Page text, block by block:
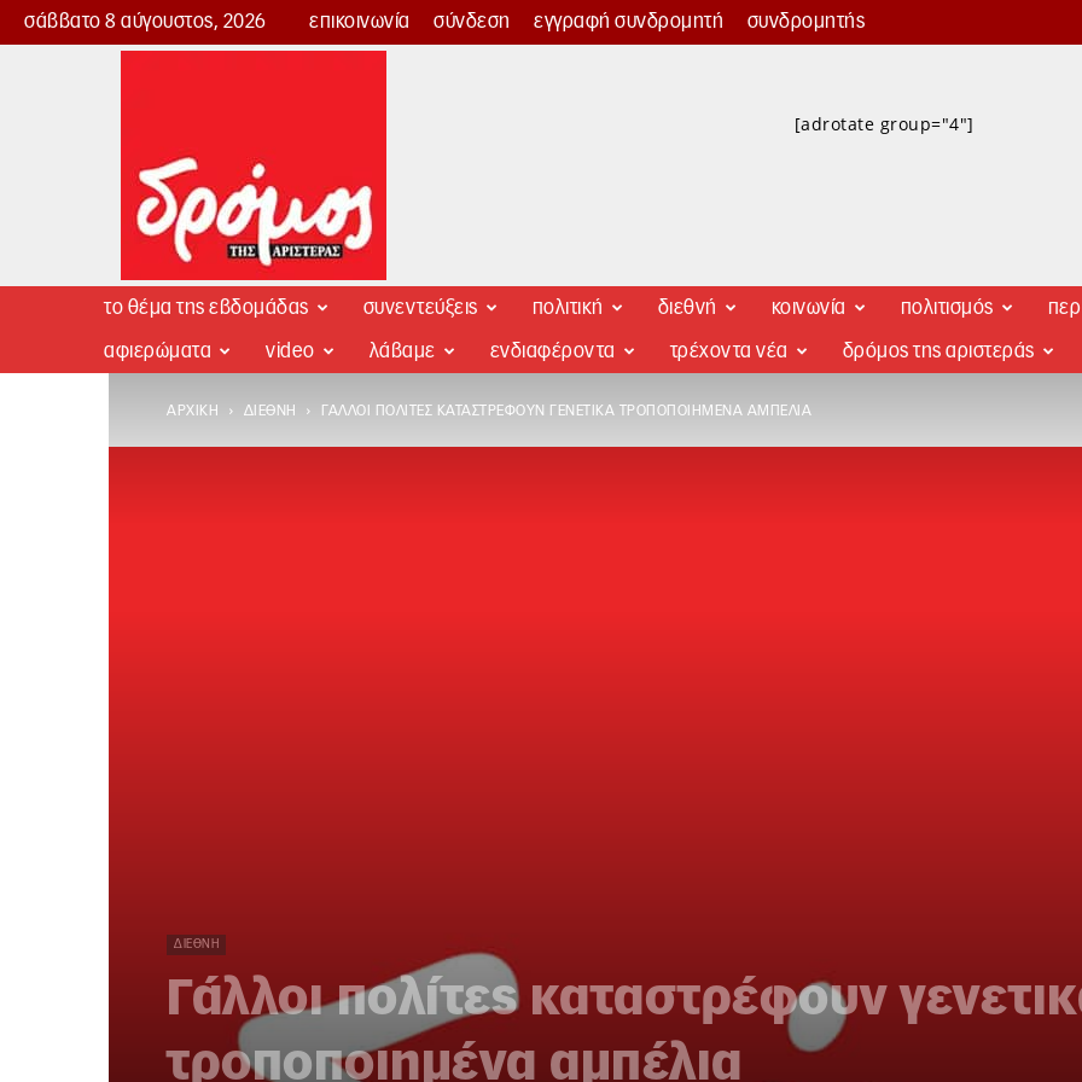
σάββατο 8 αύγουστος, 2026 επικοινωνία σύνδεση εγγραφή συνδρομητή συνδρομητής
Δρόμος
[adrotate group="4"]
το θέμα της εβδομάδας συνεντεύξεις πολιτική διεθνή κοινωνία πολιτισμός
αφιερώματα video λάβαμε ενδιαφέροντα τρέχοντα νέα δρόμος της αριστεράς
ΑΡΧΙΚΉ ΔΙΕΘΝΉ ΓΆΛΛΟΙ ΠΟΛΊΤΕΣ ΚΑΤΑΣΤΡΈΦΟΥΝ ΓΕΝΕΤΙΚΆ ΤΡΟΠΟΠΟΙΗΜΈΝΑ ΑΜΠΈΛΙΑ
ΔΙΕΘΝΉ
Γάλλοι πολίτες καταστρέφουν
τροποποιημένα αμπέλια